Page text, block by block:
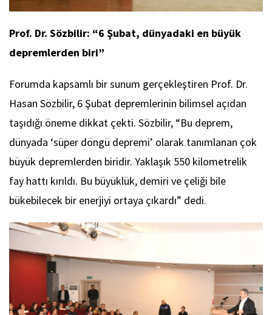
Prof. Dr. Sözbilir: “6 Şubat, dünyadaki en büyük
depremlerden biri”
Forumda kapsamlı bir sunum gerçekleştiren Prof. Dr.
Hasan Sözbilir, 6 Şubat depremlerinin bilimsel açıdan
taşıdığı öneme dikkat çekti. Sözbilir, “Bu deprem,
dünyada ‘süper döngü depremi’ olarak tanımlanan çok
büyük depremlerden biridir. Yaklaşık 550 kilometrelik
fay hattı kırıldı. Bu büyüklük, demiri ve çeliği bile
bükebilecek bir enerjiyi ortaya çıkardı” dedi.